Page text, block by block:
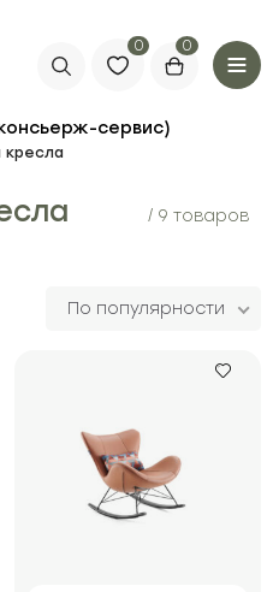
0
кресла
/ 9 товаров
По популярности